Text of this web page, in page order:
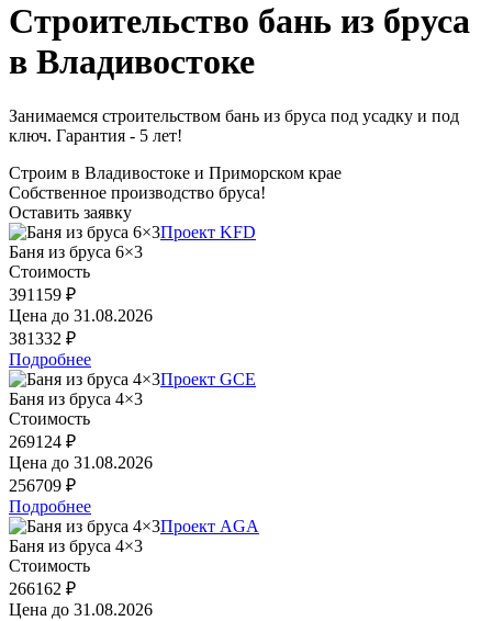
Строительство бань из бруса
в Владивостоке
Занимаемся строительством бань из бруса под усадку и под
ключ. Гарантия - 5 лет!
Строим в Владивостоке и Приморском крае
Собственное производство бруса!
Оставить заявку
Проект KFD
Баня из бруса 6×3
Стоимость
391159 ₽
Цена до 31.08.2026
381332 ₽
Подробнее
Проект GCE
Баня из бруса 4×3
Стоимость
269124 ₽
Цена до 31.08.2026
256709 ₽
Подробнее
Проект AGA
Баня из бруса 4×3
Стоимость
266162 ₽
Цена до 31.08.2026